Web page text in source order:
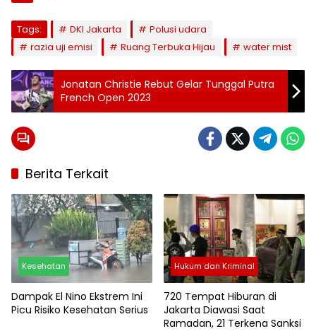
Tags: DKI Jakarta
Polusi udara
razia uji emisi
Ruang Terbuka Hijau water mist
Jonatan Christie Rebut Gelar Tunggal Putra
French Open 2023
Berita Terkait
Kesehatan
Dampak El Nino Ekstrem Ini
Picu Risiko Kesehatan Serius
Hukum dan Kriminal
720 Tempat Hiburan di
Jakarta Diawasi Saat
Ramadan, 21 Terkena Sanksi